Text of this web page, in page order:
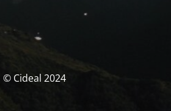
© Cideal 2024